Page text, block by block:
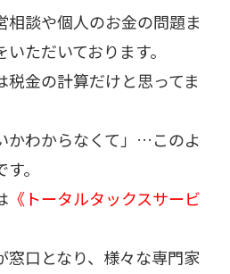
相談や個人のお金の問題ま
ただいております。
金の計算だけと思ってま
かわからなくて」…このよ
。
《トータルタックスサービ
窓口となり、様々な専門家